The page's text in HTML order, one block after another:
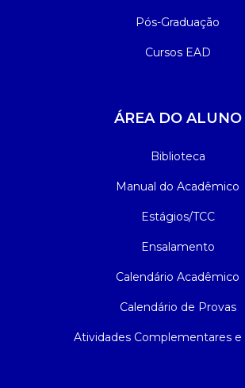
Pós-Graduação
Cursos EAD
ÁREA DO ALUNO
Biblioteca
Manual do Acadêmico
Estágios/TCC
Ensalamento
Calendário Acadêmico
Calendário de Provas
Atividades Complementares e